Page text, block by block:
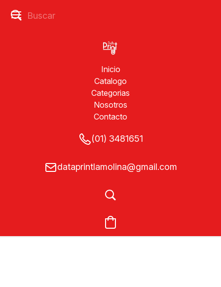
Inicio
Catalogo
Categorias
Nosotros
Contacto
(01) 3481651
dataprintlamolina@gmail.com